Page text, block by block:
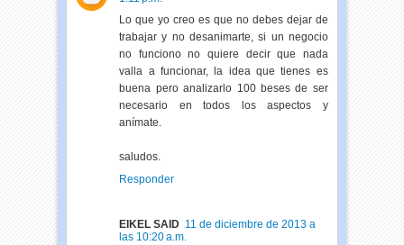
Lo que yo creo es que no debes dejar de
trabajar y no desanimarte, si un negocio
no funciono no quiere decir que nada
valla a funcionar, la idea que tienes es
buena pero analizarlo 100 beses de ser
necesario en todos los aspectos y
anímate.
saludos.
Responder
EIKEL SAID 11 de diciembre de 2013 a
las 10:20 a.m.